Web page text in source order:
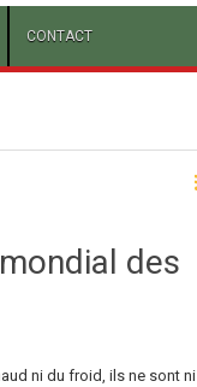
CONTACT
des
ni du froid, ils ne sont ni